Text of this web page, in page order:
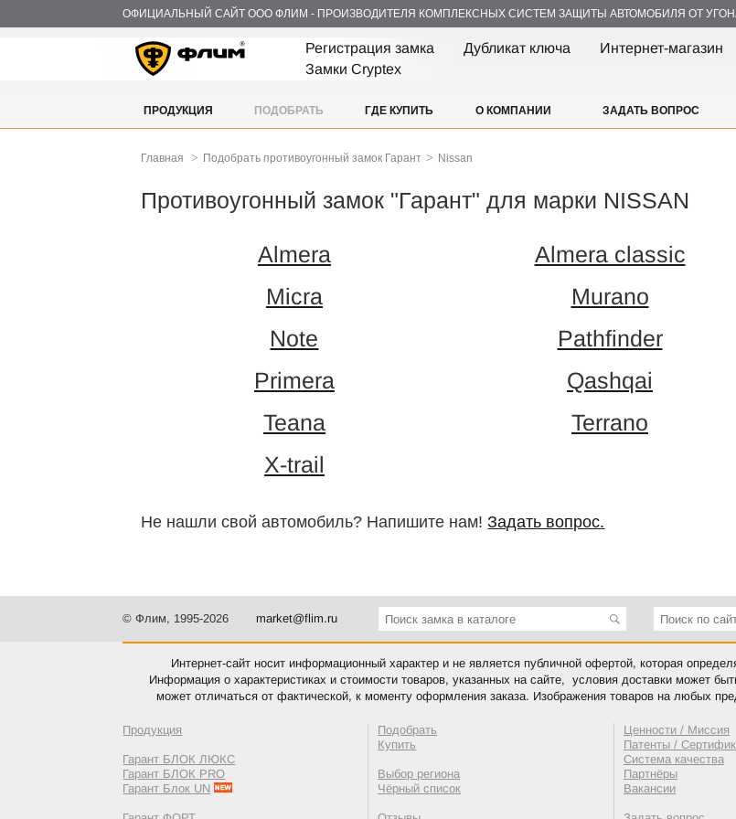
ОФИЦИАЛЬНЫЙ САЙТ ООО ФЛИМ - ПРОИЗВОДИТЕЛЯ КОМПЛЕКСНЫХ СИСТЕМ ЗАЩИТЫ АВТОМОБИЛЯ ОТ
Регистрация замка Дубликат ключа Интернет-магазин
Замки Cryptex
ПРОДУКЦИЯ ПОДОБРАТЬ ГДЕ КУПИТЬ О КОМПАНИИ ЗАДАТЬ ВОПРОС
Главная > Подобрать противоугонный замок Гарант > Nissan
Противоугонный замок "Гарант" для марки NISSAN
Almera Almera classic
Micra
Murano
Note
Pathfinder
Primera
Qashqai
Teana
Terrano
X-trail
Не нашли свой автомобиль? Напишите нам!Задать вопрос.
© Флим, 1995-2026 market@flim.ru
Интернет-сайт носит информационный характер и не является публичной офертой, которая
Информация о характеристиках и стоимости товаров, указанных на сайте, условия доставки может
может отличаться от фактической, к моменту оформления заказа. Изображения товаров на любых
Продукция
Гарант БЛОК ЛЮКС
Гарант БЛОК PRO
Гарант Блок UN
Подобрать
Купить
Выбор региона
Чёрный список
Ценности / Миссия
Патенты /
Система качества
Партнёры
Вакансии